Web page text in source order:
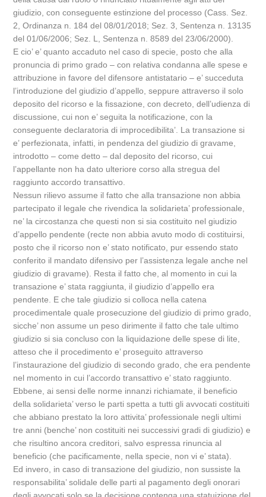
giudizio, con conseguente estinzione del processo (Cass. Sez.
2, Ordinanza n. 184 del 08/01/2018; Sez. 3, Sentenza n. 13135
del 01/06/2006; Sez. L, Sentenza n. 8589 del 23/06/2000).
E cio’ e’ quanto accaduto nel caso di specie, posto che alla
pronuncia di primo grado – con relativa condanna alle spese e
attribuzione in favore del difensore antistatario – e’ succeduta
l’introduzione del giudizio d’appello, seppure attraverso il solo
deposito del ricorso e la fissazione, con decreto, dell’udienza di
discussione, cui non e’ seguita la notificazione, con la
conseguente declaratoria di improcedibilita’. La transazione si
e’ perfezionata, infatti, in pendenza del giudizio di gravame,
introdotto – come detto – dal deposito del ricorso, cui
l’appellante non ha dato ulteriore corso alla stregua del
raggiunto accordo transattivo.
Nessun rilievo assume il fatto che alla transazione non abbia
partecipato il legale che rivendica la solidarieta’ professionale,
ne’ la circostanza che questi non si sia costituito nel giudizio
d’appello pendente (recte non abbia avuto modo di costituirsi,
posto che il ricorso non e’ stato notificato, pur essendo stato
conferito il mandato difensivo per l’assistenza legale anche nel
giudizio di gravame). Resta il fatto che, al momento in cui la
transazione e’ stata raggiunta, il giudizio d’appello era
pendente. E che tale giudizio si colloca nella catena
procedimentale quale prosecuzione del giudizio di primo grado,
sicche’ non assume un peso dirimente il fatto che tale ultimo
giudizio si sia concluso con la liquidazione delle spese di lite,
atteso che il procedimento e’ proseguito attraverso
l’instaurazione del giudizio di secondo grado, che era pendente
nel momento in cui l’accordo transattivo e’ stato raggiunto.
Ebbene, ai sensi delle norme innanzi richiamate, il beneficio
della solidarieta’ verso le parti spetta a tutti gli avvocati costituiti
che abbiano prestato la loro attivita’ professionale negli ultimi
tre anni (benche’ non costituiti nei successivi gradi di giudizio) e
che risultino ancora creditori, salvo espressa rinuncia al
beneficio (che pacificamente, nella specie, non vi e’ stata).
Ed invero, in caso di transazione del giudizio, non sussiste la
responsabilita’ solidale delle parti al pagamento degli onorari